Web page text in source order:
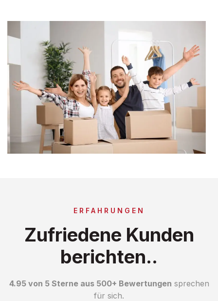
ERFAHRUNGEN
Zufriedene Kunden
berichten..
4.95 von 5 Sterne aus 500+ Bewertungen sprechen
für sich.